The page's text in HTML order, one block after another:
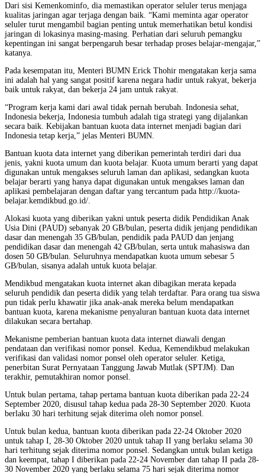
Dari sisi Kemenkominfo, dia memastikan operator seluler terus menjaga
kualitas jaringan agar terjaga dengan baik. “Kami meminta agar operator
seluler turut mengambil bagian penting untuk memerhatikan betul kondisi
jaringan di lokasinya masing-masing. Perhatian dari seluruh pemangku
kepentingan ini sangat berpengaruh besar terhadap proses belajar-mengajar,”
katanya.
Pada kesempatan itu, Menteri BUMN Erick Thohir mengatakan kerja sama
ini adalah hal yang sangat positif karena negara hadir untuk rakyat, bekerja
baik untuk rakyat, dan bekerja 24 jam untuk rakyat.
“Program kerja kami dari awal tidak pernah berubah. Indonesia sehat,
Indonesia bekerja, Indonesia tumbuh adalah tiga strategi yang dijalankan
secara baik. Kebijakan bantuan kuota data internet menjadi bagian dari
Indonesia tetap kerja,” jelas Menteri BUMN.
Bantuan kuota data internet yang diberikan pemerintah terdiri dari dua
jenis, yakni kuota umum dan kuota belajar. Kuota umum berarti yang dapat
digunakan untuk mengakses seluruh laman dan aplikasi, sedangkan kuota
belajar berarti yang hanya dapat digunakan untuk mengakses laman dan
aplikasi pembelajaran dengan daftar yang tercantum pada http://kuota-
belajar.kemdikbud.go.id/.
Alokasi kuota yang diberikan yakni untuk peserta didik Pendidikan Anak
Usia Dini (PAUD) sebanyak 20 GB/bulan, peserta didik jenjang pendidikan
dasar dan menengah 35 GB/bulan, pendidik pada PAUD dan jenjang
pendidikan dasar dan menengah 42 GB/bulan, serta untuk mahasiswa dan
dosen 50 GB/bulan. Seluruhnya mendapatkan kuota umum sebesar 5
GB/bulan, sisanya adalah untuk kuota belajar.
Mendikbud mengatakan kuota internet akan dibagikan merata kepada
seluruh pendidik dan peserta didik yang telah terdaftar. Para orang tua siswa
pun tidak perlu khawatir jika anak-anak mereka belum mendapatkan
bantuan kuota, karena mekanisme penyaluran bantuan kuota data internet
dilakukan secara bertahap.
Mekanisme pemberian bantuan kuota data internet diawali dengan
pendataan dan verifikasi nomor ponsel. Kedua, Kemendikbud melakukan
verifikasi dan validasi nomor ponsel oleh operator seluler. Ketiga,
penerbitan Surat Pernyataan Tanggung Jawab Mutlak (SPTJM). Dan
terakhir, pemutakhiran nomor ponsel.
Untuk bulan pertama, tahap pertama bantuan kuota diberikan pada 22-24
September 2020, disusul tahap kedua pada 28-30 September 2020. Kuota
berlaku 30 hari terhitung sejak diterima oleh nomor ponsel.
Untuk bulan kedua, bantuan kuota diberikan pada 22-24 Oktober 2020
untuk tahap I, 28-30 Oktober 2020 untuk tahap II yang berlaku selama 30
hari terhitung sejak diterima nomor ponsel. Sedangkan untuk bulan ketiga
dan keempat, tahap I diberikan pada 22-24 November dan tahap II pada 28-
30 November 2020 yang berlaku selama 75 hari sejak diterima nomor